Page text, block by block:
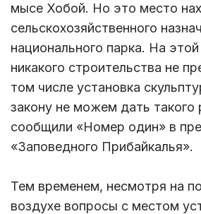
мысе Хобой. Но это место
сельскохозяйственного
национального парка. На
никакого строительства не
том числе установка
закону не можем дать такого
сообщили «Номер один» в
«Заповедного Прибайкалья».
Тем временем, несмотря на
воздухе вопросы с местом